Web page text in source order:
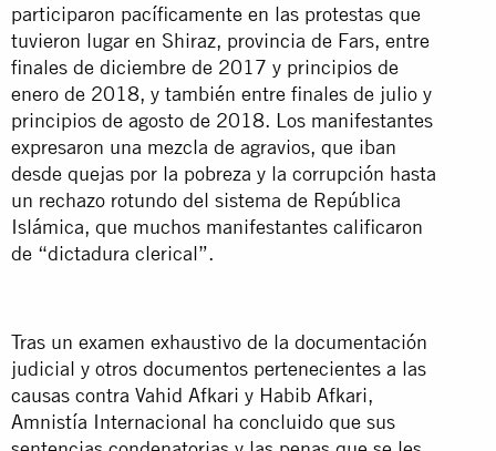
participaron pacíficamente en las protestas que
tuvieron lugar en Shiraz, provincia de Fars, entre
finales de diciembre de 2017 y principios de
enero de 2018, y también entre finales de julio y
principios de agosto de 2018. Los manifestantes
expresaron una mezcla de agravios, que iban
desde quejas por la pobreza y la corrupción hasta
un rechazo rotundo del sistema de República
Islámica, que muchos manifestantes calificaron
de “dictadura clerical”.
Tras un examen exhaustivo de la documentación
judicial y otros documentos pertenecientes a las
causas contra Vahid Afkari y Habib Afkari,
Amnistía Internacional ha concluido que sus